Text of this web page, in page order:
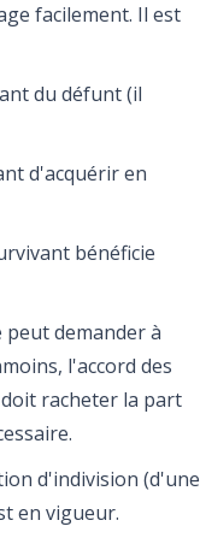
facilement. Il est
du défunt (il
d'acquérir en
bénéficie
demander à
l'accord des
racheter la part
d'indivision (d'une
en vigueur.